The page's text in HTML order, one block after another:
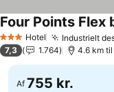
3 StjernerHotel Industrielt
Four Points Flex
7,3 1.764 4.6 km
Af 755 kr.